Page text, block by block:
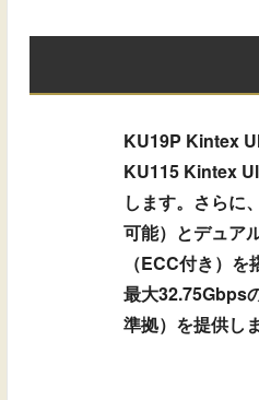
KU19P Kintex
KU115 Kintex
します。さらに
可能）とデュア
（ECC付き）を
最大32.75Gbps
準拠）を提供し